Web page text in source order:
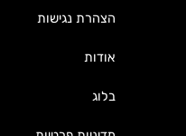
הצהרת נגישות
אודות
בלוג